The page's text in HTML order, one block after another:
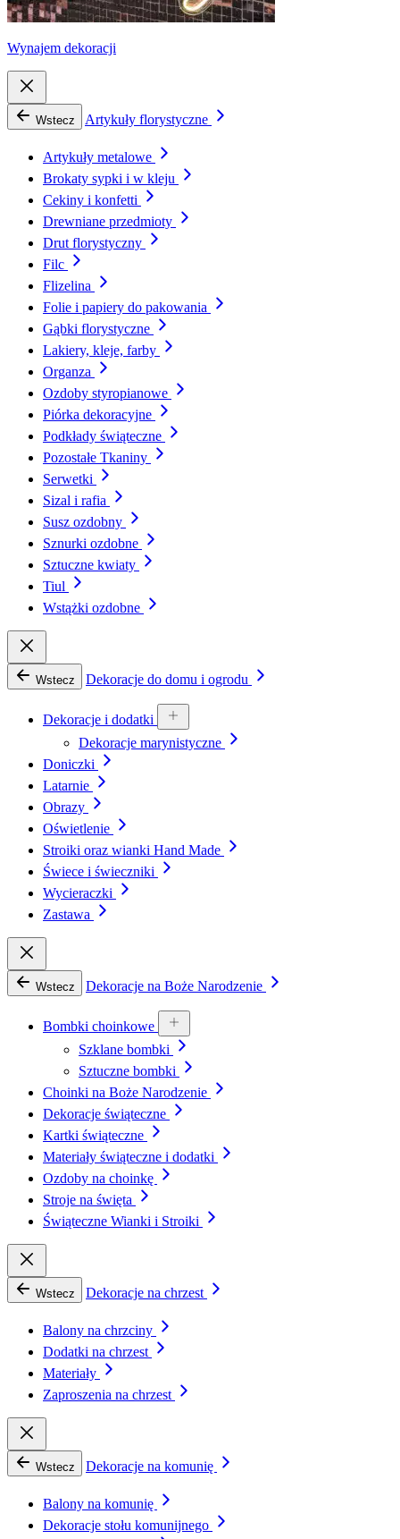
Wynajem dekoracji
Wstecz Artykuły florystyczne
Artykuły metalowe
Brokaty sypki i w kleju
Cekiny i konfetti
Drewniane przedmioty
Drut florystyczny
Filc
Flizelina
Folie i papiery do pakowania
Gąbki florystyczne
Lakiery, kleje, farby
Organza
Ozdoby styropianowe
Piórka dekoracyjne
Podkłady świąteczne
Pozostałe Tkaniny
Serwetki
Sizal i rafia
Susz ozdobny
Sznurki ozdobne
Sztuczne kwiaty
Tiul
Wstążki ozdobne
Wstecz Dekoracje do domu i ogrodu
Dekoracje i dodatki
Dekoracje marynistyczne
Doniczki
Latarnie
Obrazy
Oświetlenie
Stroiki oraz wianki Hand Made
Świece i świeczniki
Wycieraczki
Zastawa
Wstecz Dekoracje na Boże Narodzenie
Bombki choinkowe
Szklane bombki
Sztuczne bombki
Choinki na Boże Narodzenie
Dekoracje świąteczne
Kartki świąteczne
Materiały świąteczne i dodatki
Ozdoby na choinkę
Stroje na święta
Świąteczne Wianki i Stroiki
Wstecz Dekoracje na chrzest
Balony na chrzciny
Dodatki na chrzest
Materiały
Zaproszenia na chrzest
Wstecz Dekoracje na komunię
Balony na komunię
Dekoracje stołu komunijnego